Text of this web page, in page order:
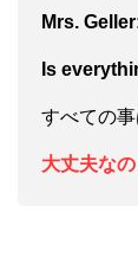
Mrs.
Is
すべての
大丈夫なの